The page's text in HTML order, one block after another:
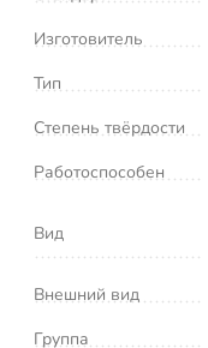
Изготовитель
Тип
Степень твёрдости
Работоспособен
Вид
Внешний вид
Группа